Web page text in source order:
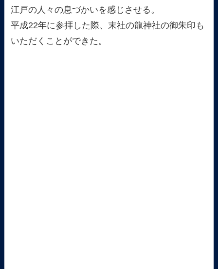
江戸の人々の息づかいを感じさせる。
平成22年に参拝した際、末社の龍神社の御朱印も
いただくことができた。